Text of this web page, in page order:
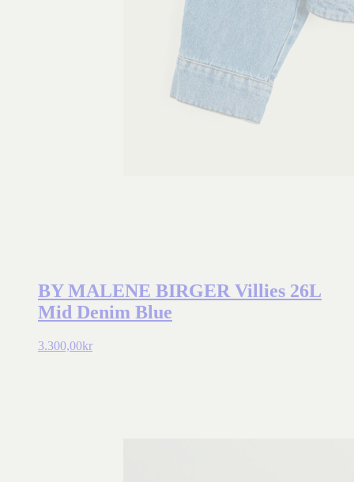
BY MALENE BIRGER Villies 26L
Mid Denim Blue
3.300,00kr